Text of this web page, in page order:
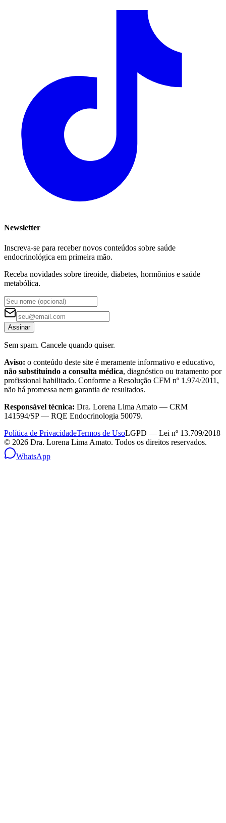
Newsletter
Inscreva-se para receber novos conteúdos sobre saúde
endocrinológica em primeira mão.
Receba novidades sobre tireoide, diabetes, hormônios e saúde
metabólica.
Assinar
Sem spam. Cancele quando quiser.
Aviso: o conteúdo deste site é meramente informativo e educativo,
não substituindo a consulta médica, diagnóstico ou tratamento por
profissional habilitado. Conforme a Resolução CFM nº 1.974/2011,
não há promessa nem garantia de resultados.
Responsável técnica: Dra. Lorena Lima Amato — CRM
141594/SP — RQE Endocrinologia 50079.
Política de PrivacidadeTermos de UsoLGPD — Lei nº 13.709/2018
© 2026 Dra. Lorena Lima Amato. Todos os direitos reservados.
WhatsApp